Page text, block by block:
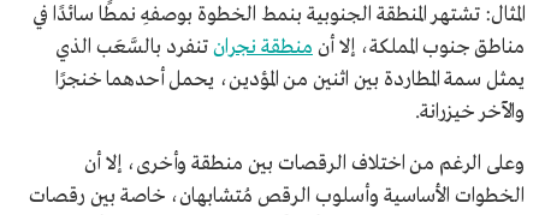
المثال: تشتهر المنطقة الجنوبية بنمط الخطوة بوصفهِ نمطًا سائدًا في
مناطق جنوب المملكة، إلا أن منطقة نجرانتنفرد بالسَّعَب الذي
يمثل سمة المطاردة بين اثنين من المؤدين، يحمل أحدهما خنجرًا
والآخر خيزرانة.
وعلى الرغم من اختلاف الرقصات بين منطقة وأخرى، إلا أن
الخطوات الأساسية وأسلوب الرقص مُتشابهان، خاصة بين رقصات